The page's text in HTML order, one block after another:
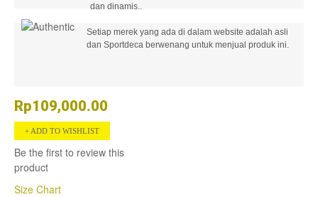
dan dinamis..
Setiap merek yang ada di dalam website adalah asli
dan Sportdeca berwenang untuk menjual produk ini.
Rp109,000.00
ADD TO WISHLIST
Be the first to review this
product
Size Chart